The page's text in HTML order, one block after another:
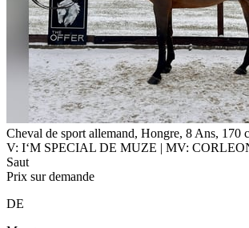
Cheval de sport allemand, Hongre, 8 Ans, 170
V: I‘M SPECIAL DE MUZE | MV:
Saut
Prix sur demande
DE